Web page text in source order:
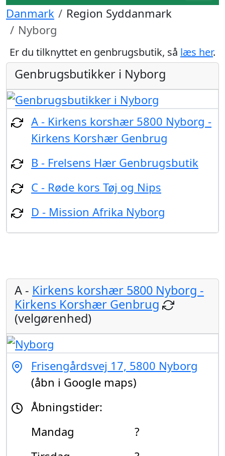
Danmark
Region Syddanmark
Nyborg
Er du tilknyttet en genbrugsbutik, så læs her.
Genbrugsbutikker i Nyborg
A - Kirkens korshær 5800 Nyborg -
Kirkens Korshær Genbrug
B - Frelsens Hær Genbrugsbutik
C - Røde kors Tøj og Nips
D - Mission Afrika Nyborg
A - Kirkens korshær 5800 Nyborg -
Kirkens Korshær Genbrug
(velgørenhed)
Frisengårdsvej 17, 5800 Nyborg
(åbn i Google maps)
Åbningstider:
Mandag
?